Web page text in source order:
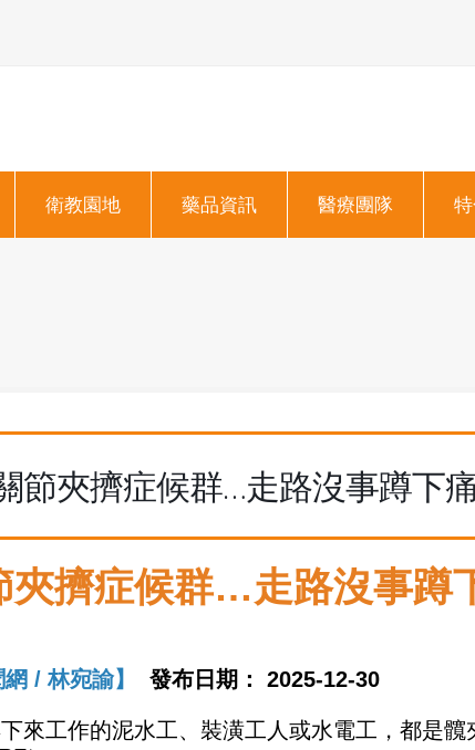
衛教園地 藥品資訊 醫療團隊
節夾擠症候群…走路沒事蹲下
夾擠症候群…走路沒事蹲
網 / 林宛諭】 發布日期： 2025-12-30